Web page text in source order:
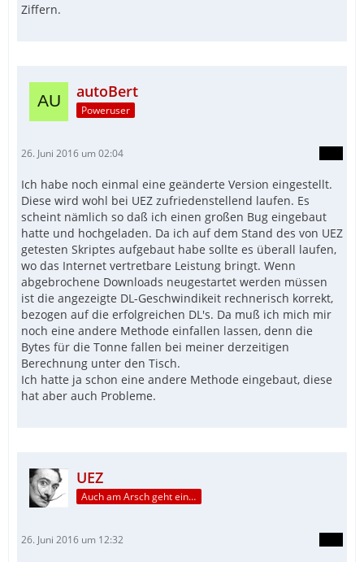
Ziffern.
autoBert
Poweruser
26. Juni 2016 um 02:04
Ich habe noch einmal eine geänderte Version eingestellt.
Diese wird wohl bei UEZ zufriedenstellend laufen. Es
scheint nämlich so daß ich einen großen Bug eingebaut
hatte und hochgeladen. Da ich auf dem Stand des von UEZ
getesten Skriptes aufgebaut habe sollte es überall laufen,
wo das Internet vertretbare Leistung bringt. Wenn
abgebrochene Downloads neugestartet werden müssen
ist die angezeigte DL-Geschwindikeit rechnerisch korrekt,
bezogen auf die erfolgreichen DL's. Da muß ich mich mir
noch eine andere Methode einfallen lassen, denn die
Bytes für die Tonne fallen bei meiner derzeitigen
Berechnung unter den Tisch.
Ich hatte ja schon eine andere Methode eingebaut, diese
hat aber auch Probleme.
UEZ
Auch am Arsch geht ein Weg vorbei...
26. Juni 2016 um 12:32